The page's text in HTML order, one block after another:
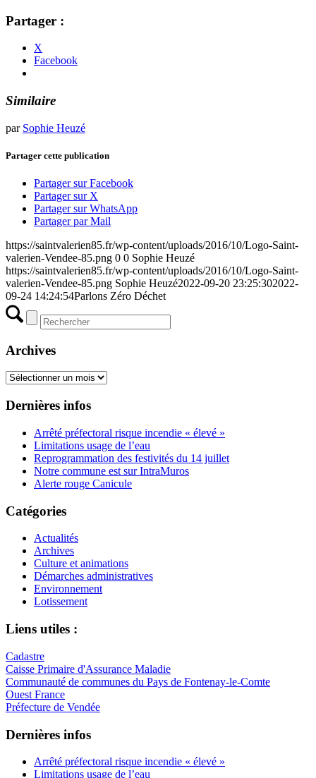
Partager :
X
Facebook
Similaire
par Sophie Heuzé
Partager cette publication
Partager sur Facebook
Partager sur X
Partager sur WhatsApp
Partager par Mail
https://saintvalerien85.fr/wp-content/uploads/2016/10/Logo-Saint-
valerien-Vendee-85.png 0 0 Sophie Heuzé
https://saintvalerien85.fr/wp-content/uploads/2016/10/Logo-Saint-
valerien-Vendee-85.png Sophie Heuzé2022-09-20 23:25:302022-
09-24 14:24:54Parlons Zéro Déchet
Archives
Archives
Dernières infos
Arrêté préfectoral risque incendie « élevé »
Limitations usage de l’eau
Reprogrammation des festivités du 14 juillet
Notre commune est sur IntraMuros
Alerte rouge Canicule
Catégories
Actualités
Archives
Culture et animations
Démarches administratives
Environnement
Lotissement
Liens utiles :
Cadastre
Caisse Primaire d'Assurance Maladie
Communauté de communes du Pays de Fontenay-le-Comte
Ouest France
Préfecture de Vendée
Dernières infos
Arrêté préfectoral risque incendie « élevé »
Limitations usage de l’eau